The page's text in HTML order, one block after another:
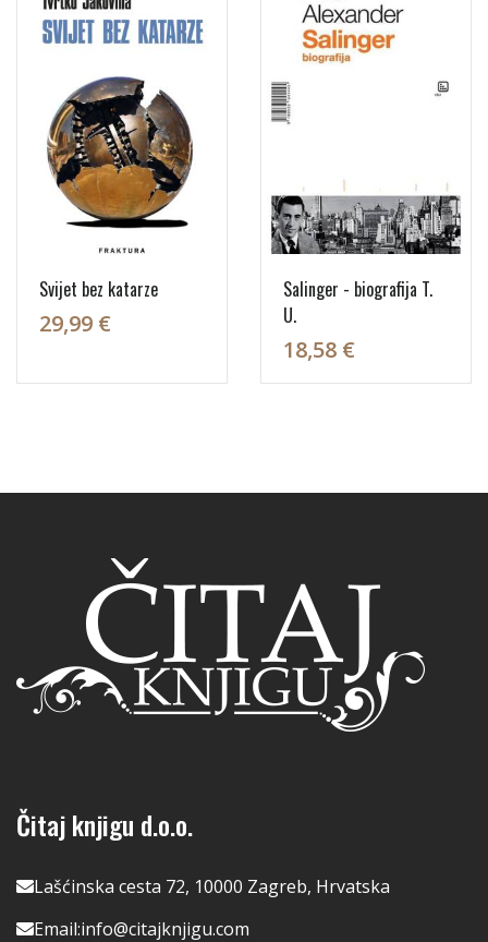
Svijet bez katarze
29,99 €
Salinger - biografija T.
U.
18,58 €
Čitaj knjigu d.o.o.
Lašćinska cesta 72, 10000 Zagreb, Hrvatska
Email:info@citajknjigu.com